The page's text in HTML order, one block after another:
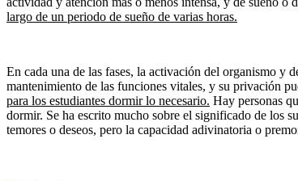
largo de un periodo de sueño de varias horas.
En cada una de las fases, la activación del organismo y
mantenimiento de las funciones vitales, y su privación
para los estudiantes dormir lo necesario. Hay personas
dormir. Se ha escrito mucho sobre el significado de los
temores o deseos, pero la capacidad adivinatoria o